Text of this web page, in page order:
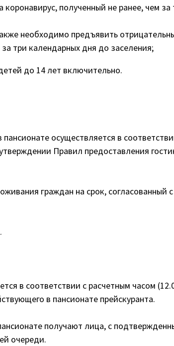
полученный не ранее, чем
необходимо предъявить
три календарных дня до заселения;
до 14 лет включительно.
осуществляется в
Правил предоставления
граждан на срок, согласованный
в соответствии с расчетным часом
в пансионате прейскуранта.
получают лица, с
очереди.